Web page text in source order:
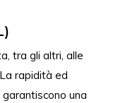
tra gli altri, alle
rapidità ed
una